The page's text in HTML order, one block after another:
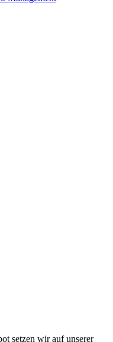
setzen wir auf unserer